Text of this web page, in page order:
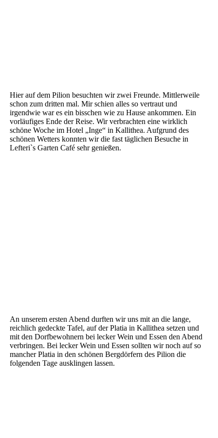
Hier auf dem Pilion besuchten wir zwei Freunde. Mittlerweile
schon zum dritten mal. Mir schien alles so vertraut und
irgendwie war es ein bisschen wie zu Hause ankommen. Ein
vorläufiges Ende der Reise. Wir verbrachten eine wirklich
schöne Woche im Hotel „Inge“ in Kallithea. Aufgrund des
schönen Wetters konnten wir die fast täglichen Besuche in
Lefteri`s Garten Café sehr genießen.
An unserem ersten Abend durften wir uns mit an die lange,
reichlich gedeckte Tafel, auf der Platia in Kallithea setzen und
mit den Dorfbewohnern bei lecker Wein und Essen den Abend
verbringen. Bei lecker Wein und Essen sollten wir noch auf so
mancher Platia in den schönen Bergdörfern des Pilion die
folgenden Tage ausklingen lassen.